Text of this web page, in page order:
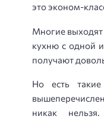
это эконом-
Многие выходят
кухню с одной
получают
Но есть
никак